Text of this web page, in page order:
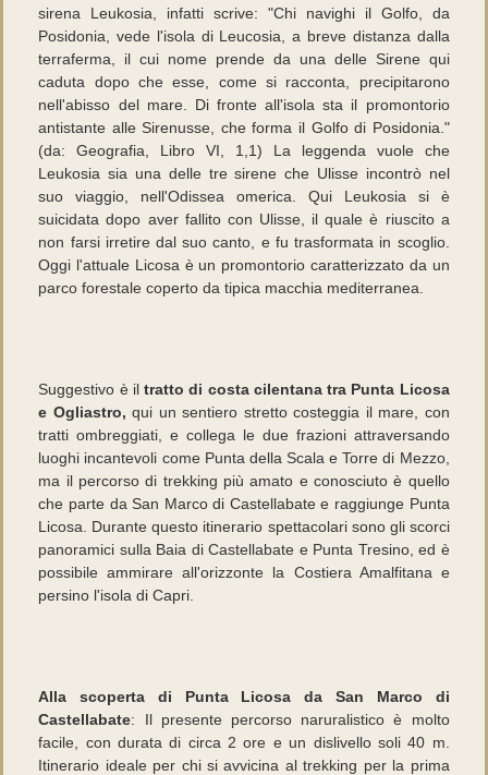
sirena Leukosia, infatti scrive: "Chi navighi il Golfo, da
Posidonia, vede l'isola di Leucosia, a breve distanza dalla
terraferma, il cui nome prende da una delle Sirene qui
caduta dopo che esse, come si racconta, precipitarono
nell'abisso del mare. Di fronte all'isola sta il promontorio
antistante alle Sirenusse, che forma il Golfo di Posidonia."
(da: Geografia, Libro VI, 1,1) La leggenda vuole che
Leukosia sia una delle tre sirene che Ulisse incontrò nel
suo viaggio, nell'Odissea omerica. Qui Leukosia si è
suicidata dopo aver fallito con Ulisse, il quale è riuscito a
non farsi irretire dal suo canto, e fu trasformata in scoglio.
Oggi l'attuale Licosa è un promontorio caratterizzato da un
parco forestale coperto da tipica macchia mediterranea.
Suggestivo è iltratto di costa cilentana tra Punta Licosa
e Ogliastro, qui un sentiero stretto costeggia il mare, con
tratti ombreggiati, e collega le due frazioni attraversando
luoghi incantevoli come Punta della Scala e Torre di Mezzo,
ma il percorso di trekking più amato e conosciuto è quello
che parte da San Marco di Castellabate e raggiunge Punta
Licosa. Durante questo itinerario spettacolari sono gli scorci
panoramici sulla Baia di Castellabate e Punta Tresino, ed è
possibile ammirare all'orizzonte la Costiera Amalfitana e
persino l'isola di Capri.
Alla scoperta di Punta Licosa da San Marco di
Castellabate: Il presente percorso naruralistico è molto
facile, con durata di circa 2 ore e un dislivello soli 40 m.
Itinerario ideale per chi si avvicina al trekking per la prima